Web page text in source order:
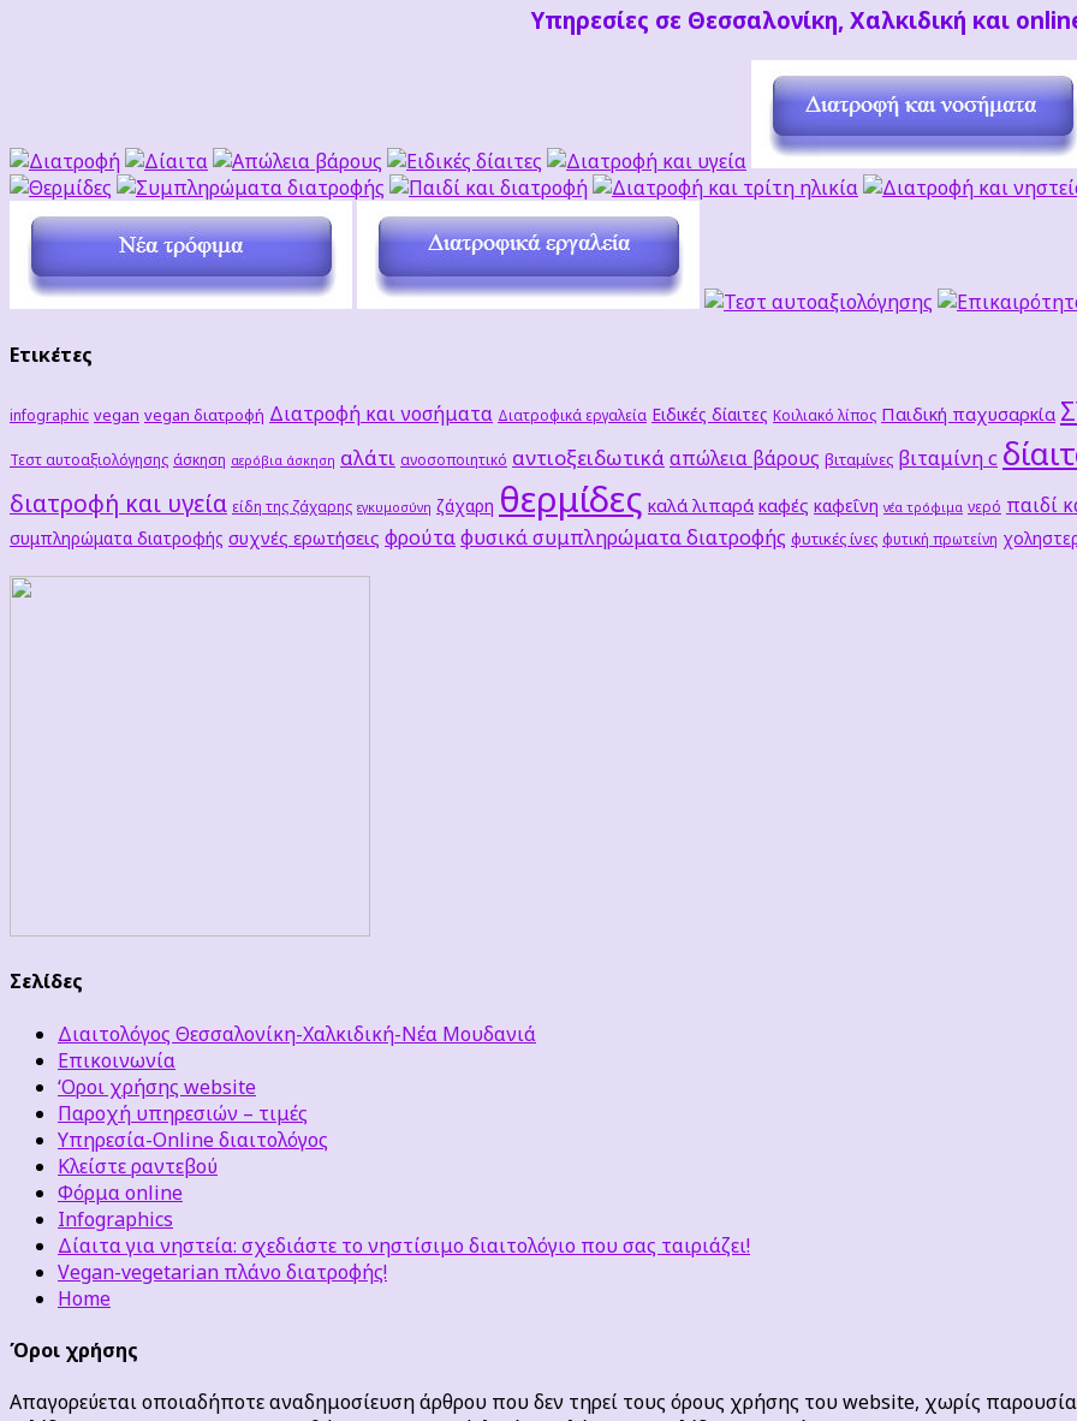
Υπηρεσίες σε Θεσσαλονίκη, Χαλκιδική και
Ετικέτες
infographic vegan vegan διατροφή Διατροφή και νοσήματα Διατροφικά εργαλεία Ειδικές δίαιτες Κοιλιακό λίπος Παιδική παχυσαρκία
Τεστ αυτοαξιολόγησης άσκηση αερόβια άσκηση αλάτι ανοσοποιητικό αντιοξειδωτικά απώλεια βάρους βιταμίνες βιταμίνη c
διατροφή και υγεία είδη της ζάχαρης εγκυμοσύνη ζάχαρη θερμίδες καλά λιπαρά καφές καφεΐνη νέα τρόφιμα νερό παιδί
συμπληρώματα διατροφής συχνές ερωτήσεις φρούταφυσικά συμπληρώματα διατροφής φυτικές ίνες φυτική πρωτείνη
Σελίδες
Διαιτολόγος Θεσσαλονίκη-Χαλκιδική-Νέα Μουδανιά
Επικοινωνία
‘Οροι χρήσης website
Παροχή υπηρεσιών – τιμές
Υπηρεσία-Online διαιτολόγος
Κλείστε ραντεβού
Φόρμα online
Infographics
Δίαιτα για νηστεία: σχεδιάστε το νηστίσιμο διαιτολόγιο που σας ταιριάζει!
Vegan-vegetarian πλάνο διατροφής!
Home
Όροι χρήσης
Απαγορεύεται οποιαδήποτε αναδημοσίευση άρθρου που δεν τηρεί τους όρους χρήσης του website, χωρίς